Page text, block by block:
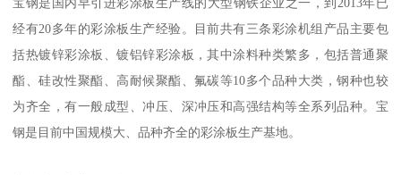
宝钢是国内早引进彩涂板生产线的大型钢铁企业之一，到2013年已
经有20多年的彩涂板生产经验。目前共有三条彩涂机组产品主要包
括热镀锌彩涂板、镀铝锌彩涂板，其中涂料种类繁多，包括普通聚
酯、硅改性聚酯、高耐候聚酯、氟碳等10多个品种大类，钢种也较
为齐全，有一般成型、冲压、深冲压和高强结构等全系列品种。宝
钢是目前中国规模大、品种齐全的彩涂板生产基地。